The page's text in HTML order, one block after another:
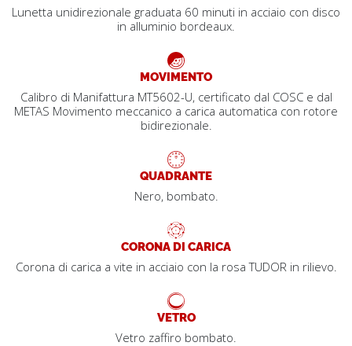
Lunetta unidirezionale graduata 60 minuti in acciaio con disco
in alluminio bordeaux.
MOVIMENTO
Calibro di Manifattura MT5602-U, certificato dal COSC e dal
METAS Movimento meccanico a carica automatica con rotore
bidirezionale.
QUADRANTE
Nero, bombato.
CORONA DI CARICA
Corona di carica a vite in acciaio con la rosa TUDOR in rilievo.
VETRO
Vetro zaffiro bombato.